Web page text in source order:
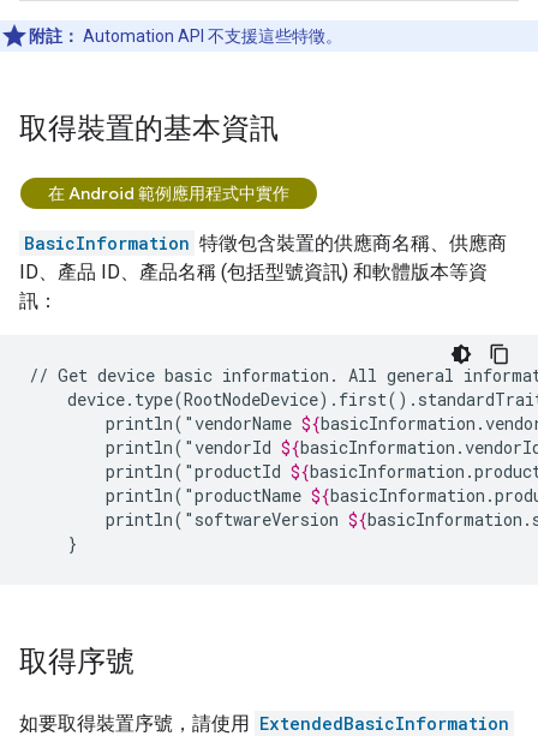
附註： Automation API 不支援這些特徵。
取得裝置的基本資訊
在 Android 範例應用程式中實作
BasicInformation 特徵包含裝置的供應商名稱、供應商
ID、產品 ID、產品名稱 (包括型號資訊) 和軟體版本等資
訊：
// Get device basic information. All general
println("vendorName ${basicInformation .
println("vendorId ${basicInformation .
println("productId ${basicInformation .
println("productName ${basicInformation .
println("softwareVersion ${basicInformation .
}
取得序號
如要取得裝置序號，請使用 ExtendedBasicInformation